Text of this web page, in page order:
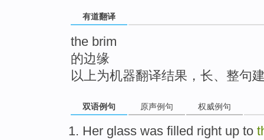
有道翻译
the brim
的边缘
以上为机器翻译结果，长、整句
双语例句 原声例句 权威例句
Her glass was filled right up to